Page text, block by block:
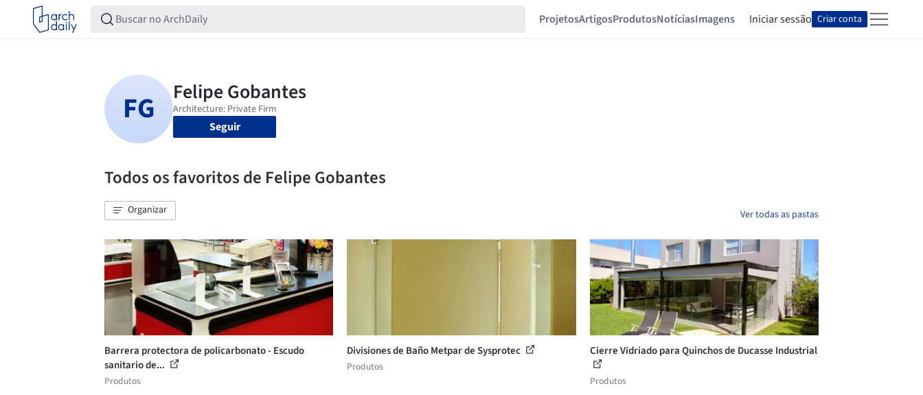
ProjetosArtigosProdutosNotíciasImagens Iniciar sessão Criar conta
Seguir
Todos os favoritos de Felipe Gobantes
Organizar Ver todas as pastas
Barrera protectora de policarbonato - Escudo
sanitario de...
Produtos
Divisiones de Baño Metpar de Sysprotec
Produtos
Cierre Vidriado para Quinchos de Ducasse Industrial
Produtos